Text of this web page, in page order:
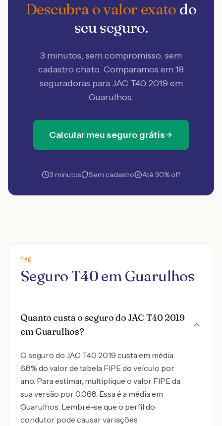
Descubra o valor exato do
seu seguro.
3 minutos, sem compromisso, sem
cadastro chato. Comparamos em 18
seguradoras para JAC T40 2019 em
Guarulhos.
Calcular meu seguro grátis
3 minutos Sem cadastro Até 30% off
FAQ
Seguro T40 em Guarulhos
Quanto custa o seguro do JAC T40 2019
em Guarulhos?
O seguro do JAC T40 2019 custa em média
6.8% do valor de tabela FIPE do veículo por
ano. Para estimar, multiplique o valor FIPE da
sua versão por 0,068. Essa é a média em
Guarulhos. Lembre-se que o perfil do
condutor pode causar variações